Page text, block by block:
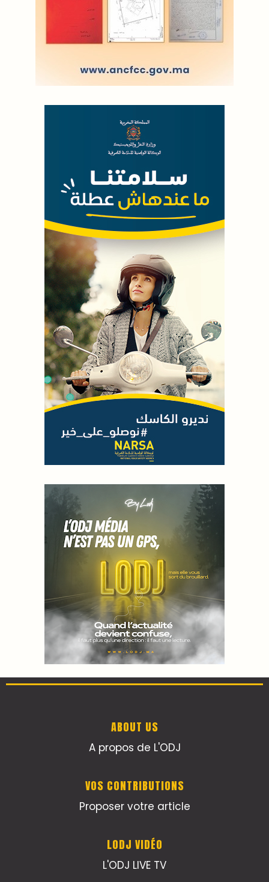
ABOUT US
A propos de L'ODJ
VOS CONTRIBUTIONS
Proposer votre article
LODJ VIDÉO
L'ODJ LIVE TV